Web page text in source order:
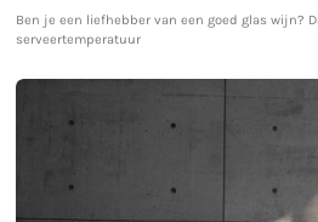
Ben je een liefhebber van een goed glas wijn?
serveertemperatuur